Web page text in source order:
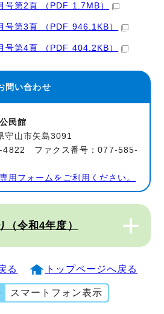
号第2頁 （PDF 1.7MB）
号第3頁 （PDF 946.1KB）
号第4頁 （PDF 404.2KB）
問い合わせ
民館
山市矢島3091
4822 ファクス番号：077-585-
用フォームをご利用ください。
令和4年度）
る トップページへ戻る
スマートフォン表示